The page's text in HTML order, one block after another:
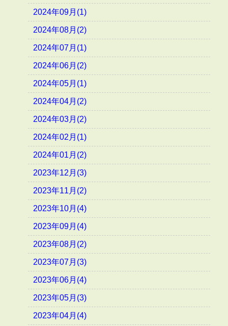
2024年09月(1)
2024年08月(2)
2024年07月(1)
2024年06月(2)
2024年05月(1)
2024年04月(2)
2024年03月(2)
2024年02月(1)
2024年01月(2)
2023年12月(3)
2023年11月(2)
2023年10月(4)
2023年09月(4)
2023年08月(2)
2023年07月(3)
2023年06月(4)
2023年05月(3)
2023年04月(4)